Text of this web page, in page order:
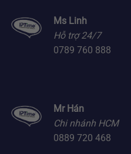
Ms Linh
Hỗ trợ 24/7
0789 760 888
Mr Hán
Chi nhánh HCM
0889 720 468